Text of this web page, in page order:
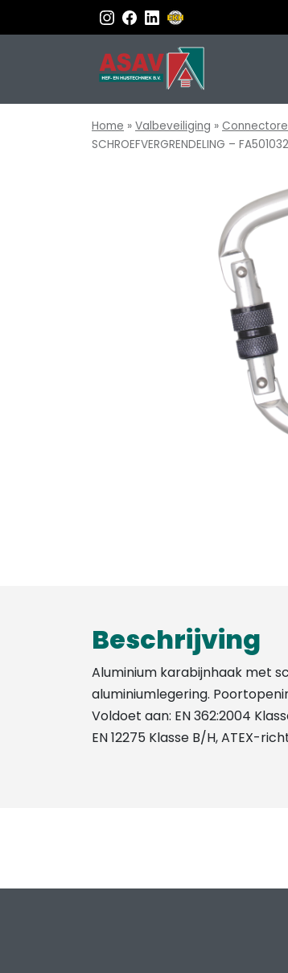
Home » Valbeveiliging »
SCHROEFVERGRENDELING –
Beschrijving
Aluminium karabijnhaak met
aluminiumlegering.
Voldoet aan: EN 362:2004
EN 12275 Klasse B/H, ATEX-